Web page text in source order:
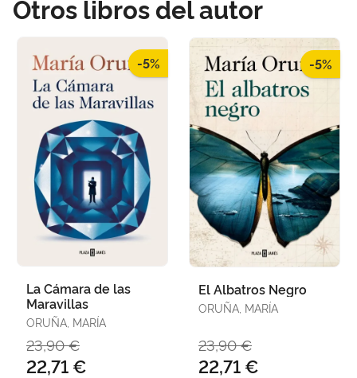
Otros libros del autor
-5%
La Cámara de las
Maravillas
ORUÑA, MARÍA
23,90 €
22,71 €
-5%
El Albatros Negro
ORUÑA, MARÍA
23,90 €
22,71 €